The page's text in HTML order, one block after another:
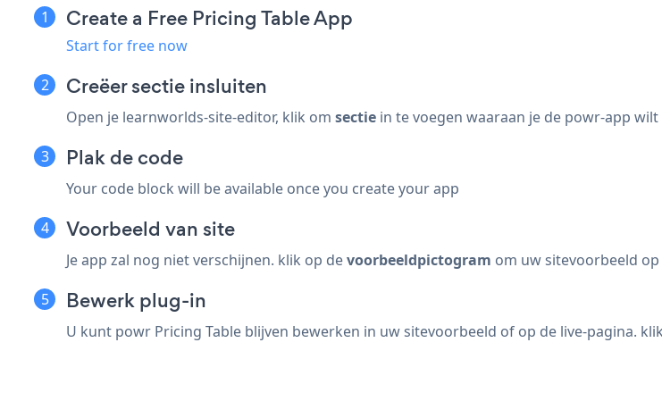
Create a Free Pricing Table App
Start for free now
Creëersectie insluiten
Open je learnworlds-site-editor, klik om sectie in te voegen waaraan je de powr-app
Plak de code
Your code block will be available once you create your app
Voorbeeld van site
Je app zal nog niet verschijnen. klik op devoorbeeldpictogram om uw sitevoorbeeld
Bewerk plug-in
U kunt powr Pricing Table blijven bewerken in uw sitevoorbeeld of op de live-pagina.